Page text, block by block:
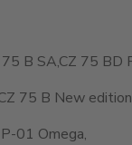
B SA,CZ 75 BD
75 B New
01 Omega,